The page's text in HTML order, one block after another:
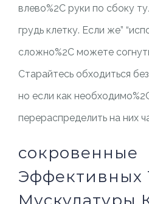
влево%2C руки по сбоку
грудь клетку. Если же”
сложно%2C можете
Старайтесь обходиться
но если как
перераспределить на них
сокровенные
Эффективных